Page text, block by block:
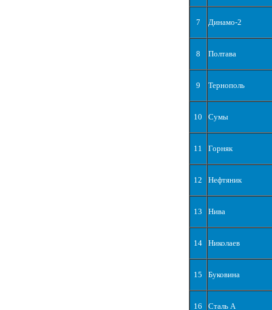
7 Динамо-2
8 Полтава
9 Тернополь
10 Сумы
11 Горняк
12 Нефтяник
13 Нива
14 Николаев
15 Буковина
16 Сталь А